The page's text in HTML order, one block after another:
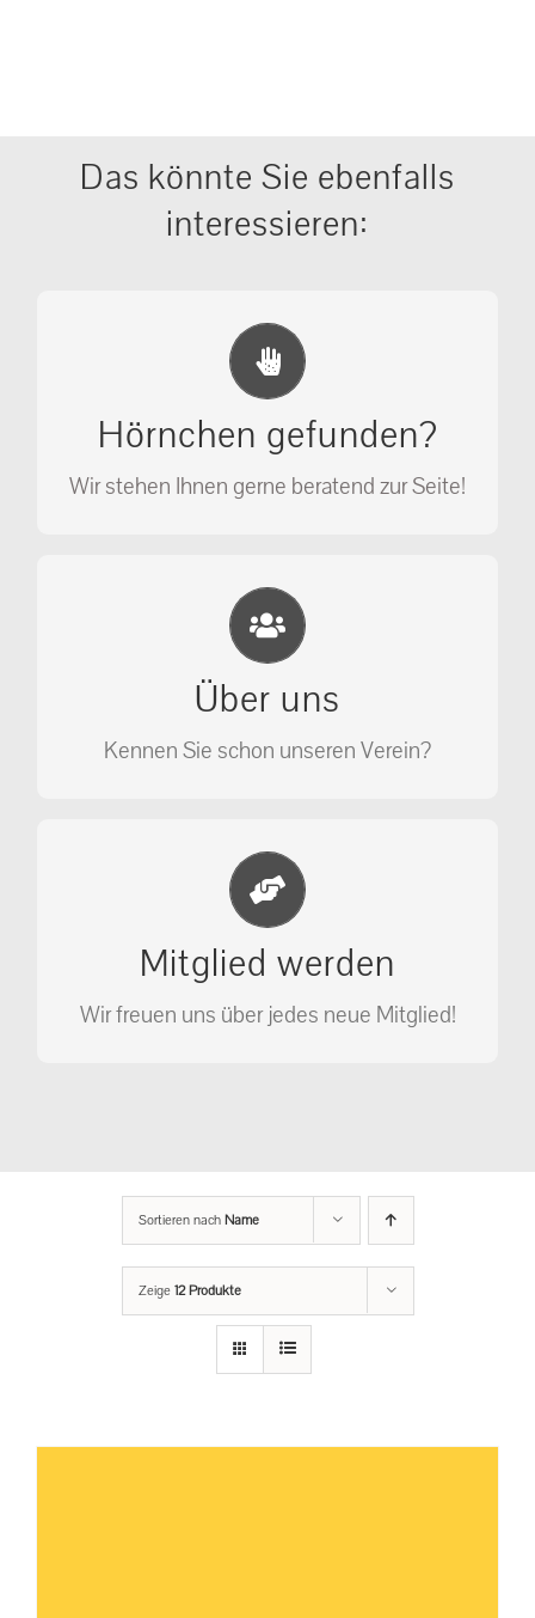
Das könnte Sie ebenfalls
interessieren:
Hörnchen gefunden?
Wir stehen Ihnen gerne beratend zur Seite!
Erste Hilfe Maßnahmen
Ihr Anruf kann Leben retten!
Über uns
Kennen Sie schon unseren Verein?
Eichhörnchen Schutz e.V.
Wir sehen nicht weg, wir retten!
Mitglied werden
Wir freuen uns über jedes neue Mitglied!
Jetzt Mitglied werden
Unterstützen Sie unseren Verein als
Mitglied.
MITGLIED WERDEN
Sortieren nach Name
Zeige 12 Produkte